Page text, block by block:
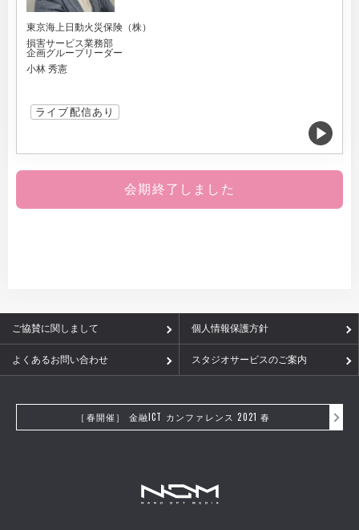
東京海上日動火災保険（株）
損害サービス業務部
企画グループリーダー
小林 秀憲
ライブ配信あり
会期終了しました
ご協賛に関しまして 個人情報保護方針
よくあるお問い合わせ スタジオサービスのご案内
［春開催］ 金融ICT カンファレンス 2021 春